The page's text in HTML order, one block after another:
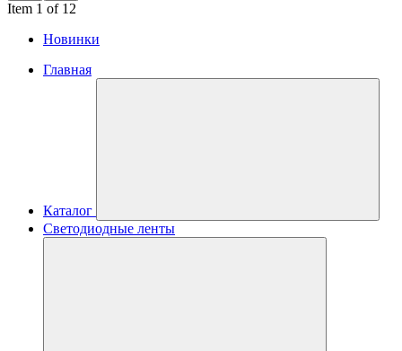
Item 1 of 12
Новинки
Главная
Каталог
Светодиодные ленты